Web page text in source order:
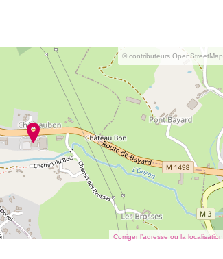
© contributeurs OpenStreetMap
Corriger l’adresse ou la localisation